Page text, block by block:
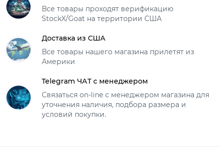
Все товары проходят верификацию
StockX/Goat на территории США
Доставка из США
Все товары нашего магазина прилетят из
Америки
Telegram ЧАТ с менеджером
Связаться on-line с менеджером магазина для
уточнения наличия, подбора размера и
условий покупки.